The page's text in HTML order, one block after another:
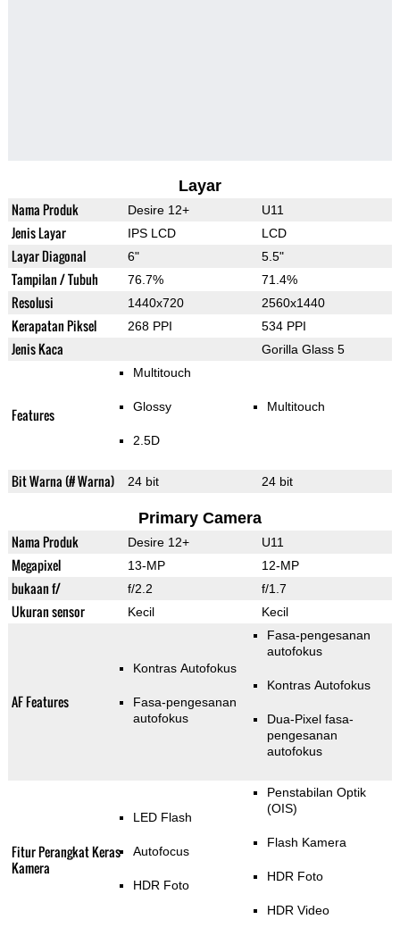
Layar
Nama Produk Desire 12+ U11
Jenis Layar IPS LCD LCD
Layar Diagonal 6" 5.5"
Tampilan / Tubuh 76.7% 71.4%
Resolusi 1440x720 2560x1440
Kerapatan Piksel 268 PPI 534 PPI
Jenis Kaca Gorilla Glass 5
Features
Multitouch
Glossy
2.5D
Multitouch
Bit Warna (# Warna) 24 bit 24 bit
Primary Camera
Nama Produk Desire 12+ U11
Megapixel 13-MP 12-MP
bukaan f/ f/2.2 f/1.7
Ukuran sensor Kecil Kecil
AF Features
Kontras Autofokus
Fasa-pengesanan
autofokus
Fasa-pengesanan
autofokus
Kontras Autofokus
Dua-Pixel fasa-
pengesanan
autofokus
Fitur Perangkat Keras
Kamera
LED Flash
Autofocus
HDR Foto
Penstabilan Optik
(OIS)
Flash Kamera
HDR Foto
HDR Video